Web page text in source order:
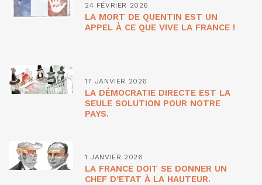
24 FÉVRIER 2026
LA MORT DE QUENTIN EST UN
APPEL À CE QUE VIVE LA FRANCE !
17 JANVIER 2026
LA DÉMOCRATIE DIRECTE EST LA
SEULE SOLUTION POUR NOTRE
PAYS.
1 JANVIER 2026
LA FRANCE DOIT SE DONNER UN
CHEF D’ETAT À LA HAUTEUR.